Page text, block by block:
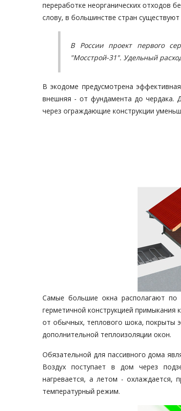
переработке неорганических отходов
слову, в большинстве стран
В России проект первого
"Мосстрой-31". Удельный
В экодоме предусмотрена эффективная
внешняя - от фундамента до чердака.
через ограждающие конструкции
Самые большие окна располагают
герметичной конструкцией
от обычных, теплового шока, покрыты
дополнительной теплоизоляции окон.
Обязательной для пассивного дома
Воздух поступает в дом через
нагревается, а летом - охлаждается,
температурный режим.